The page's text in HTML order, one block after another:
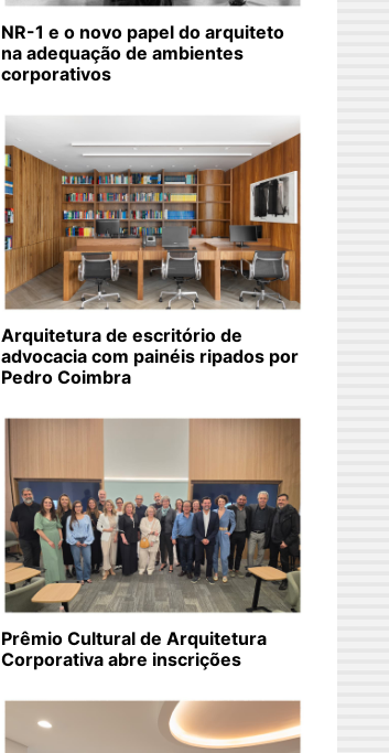
NR-1 e o novo papel do arquiteto
na adequação de ambientes
corporativos
Arquitetura de escritório de
advocacia com painéis ripados por
Pedro Coimbra
Prêmio Cultural de Arquitetura
Corporativa abre inscrições